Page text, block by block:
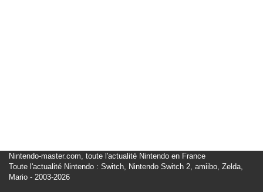
Nintendo-master.com, toute l'actualité Nintendo en France
Toute l'actualité Nintendo : Switch, Nintendo Switch 2, amiibo, Zelda,
Mario - 2003-2026